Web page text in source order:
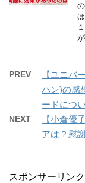
PREV
【ユニバ
ハン)の感
ードにつ
NEXT
【小倉優
アは？慰
スポンサーリンク